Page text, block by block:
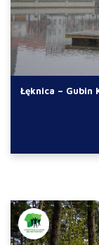
Łęknica – Gubin